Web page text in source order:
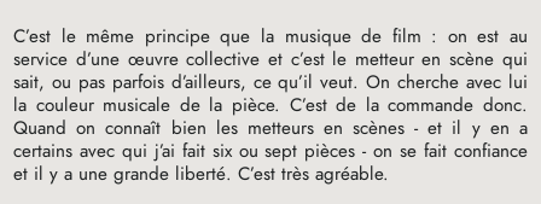
C’est le même principe que la musique de film : on est au
service d’une œuvre collective et c’est le metteur en scène qui
sait, ou pas parfois d’ailleurs, ce qu’il veut. On cherche avec lui
la couleur musicale de la pièce. C’est de la commande donc.
Quand on connaît bien les metteurs en scènes - et il y en a
certains avec qui j’ai fait six ou sept pièces - on se fait confiance
et il y a une grande liberté. C’est très agréable.